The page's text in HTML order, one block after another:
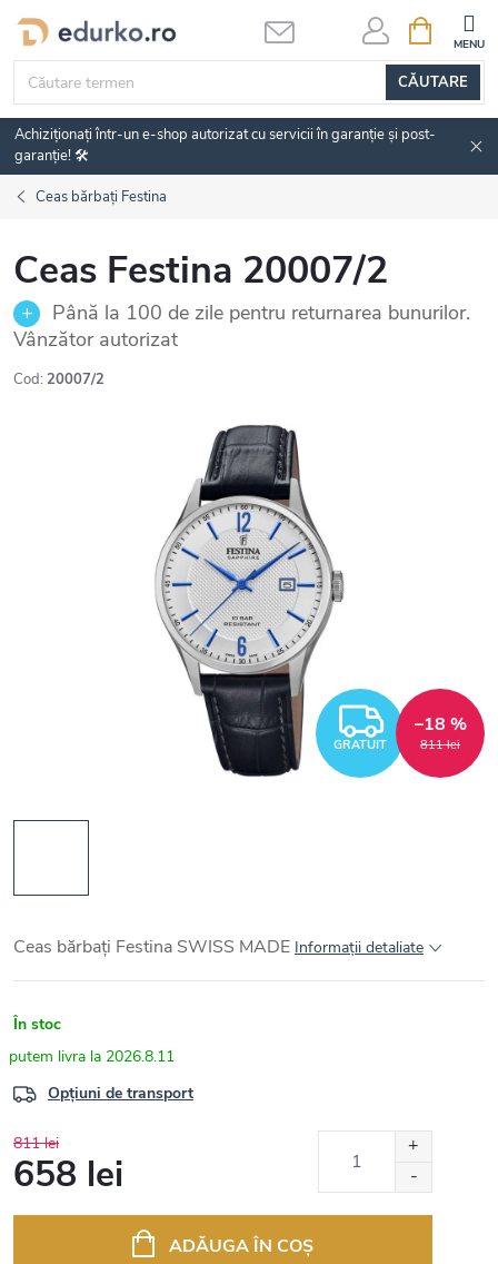
Treci
conținut
CĂUTARE
DE
Achiziționați într-un e-shop autorizat cu servicii în garanție și post-
garanție! 🛠️
Ceas bărbați Festina
Ceas Festina 20007/2
Până la 100 de zile pentru returnarea bunurilor.
Vânzător autorizat
Cod: 20007/2
GRATUIT 811 lei
–18 %
Ceas bărbați Festina SWISS MADE Informaţii detaliate
În stoc
2026.8.11
Opțiuni de transport
811 lei
658 lei
ADĂUGA ÎN COŞ